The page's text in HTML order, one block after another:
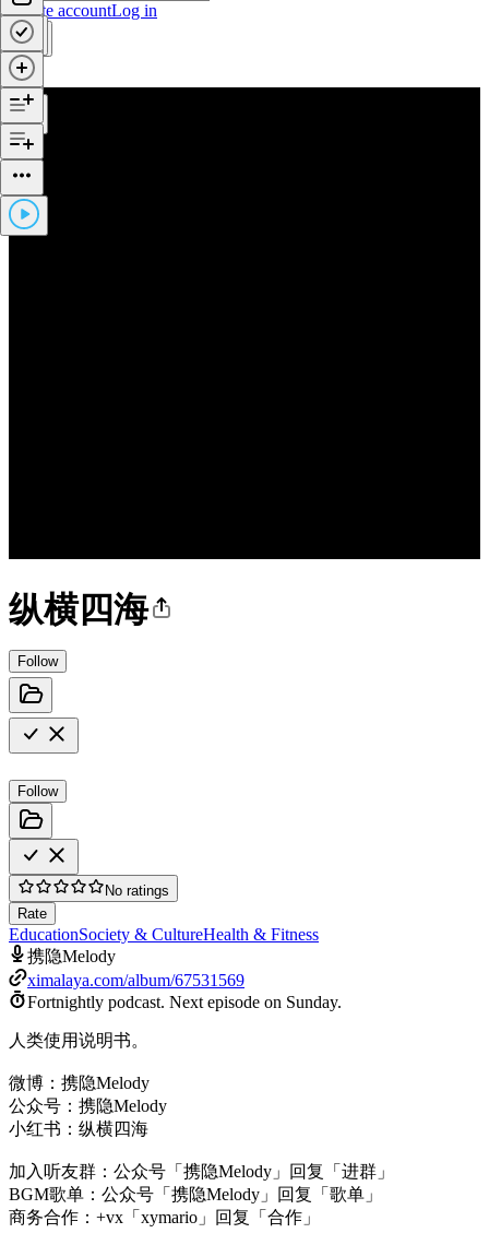
Create accountLog in
纵横四海
Follow
Follow
No ratings
Rate
EducationSociety & CultureHealth & Fitness
携隐Melody
ximalaya.com/album/67531569
Fortnightly podcast. Next episode on Sunday.
人类使用说明书。
微博：携隐Melody
公众号：携隐Melody
小红书：纵横四海
加入听友群：公众号「携隐Melody」回复「进群」
BGM歌单：公众号「携隐Melody」回复「歌单」
商务合作：+vx「xymario」回复「合作」